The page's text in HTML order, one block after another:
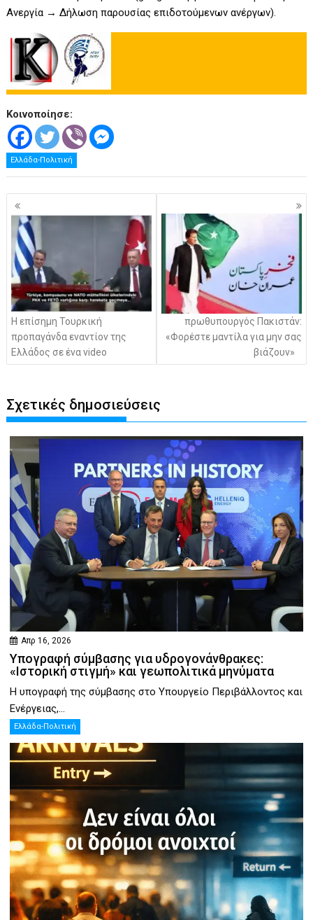
Ανεργία → Δήλωση παρουσίας επιδοτούμενων ανέργων).
Κοινοποίησε:
Ελλάδα-Πολιτική
Πλοήγηση
άρθρων
Η επίσημη Τουρκική
προπαγάνδα εναντίον της
Ελλάδος σε ένα video
πρωθυπουργός Πακιστάν:
«Φορέστε μαντίλα για μην σας
βιάζουν»
Σχετικές δημοσιεύσεις
Απρ 16, 2026
Υπογραφή σύμβασης για υδρογονάνθρακες:
«Ιστορική στιγμή» και γεωπολιτικά μηνύματα
Η υπογραφή της σύμβασης στο Υπουργείο Περιβάλλοντος και
Ενέργειας,...
Ελλάδα-Πολιτική